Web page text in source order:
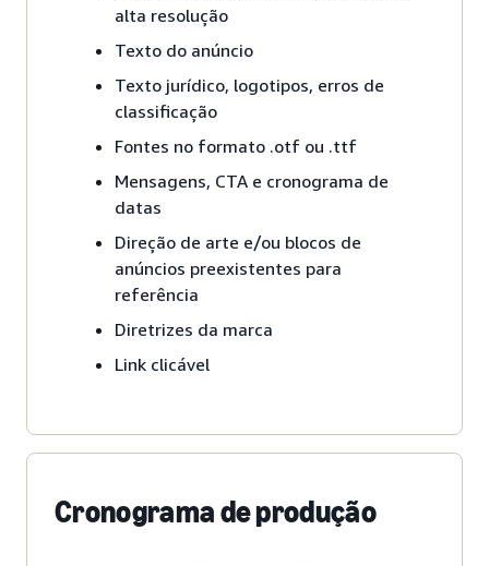
alta resolução
Texto do anúncio
Texto jurídico, logotipos, erros de
classificação
Fontes no formato .otf ou .ttf
Mensagens, CTA e cronograma de
datas
Direção de arte e/ou blocos de
anúncios preexistentes para
referência
Diretrizes da marca
Link clicável
Cronograma de produção